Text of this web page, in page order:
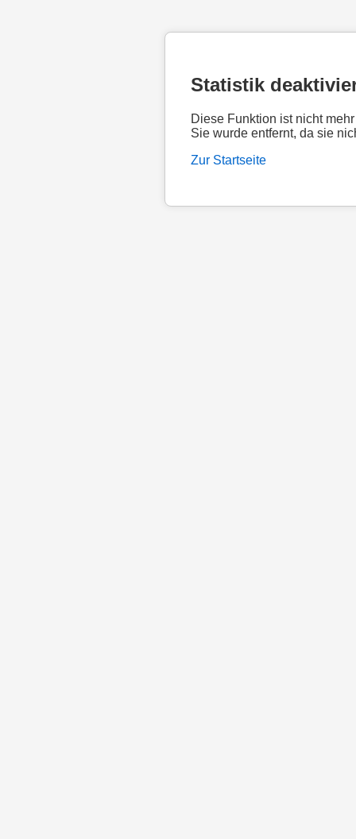
Statistik
Diese Funktion ist nicht
Sie wurde entfernt, da sie
Zur Startseite